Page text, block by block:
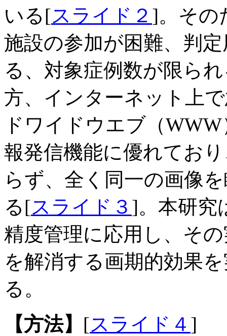
いる[スライド２ ]。その
施設の参加が困難、判
る、対象症例数が限ら
方、インターネット上
ドワイドウエブ（
報発信機能に優れてお
らず、全く同一の画像
る[スライド３ ]。本研究
精度管理に応用し、そ
を解消する画期的効果
る。
【方法】 [スライド４ ]